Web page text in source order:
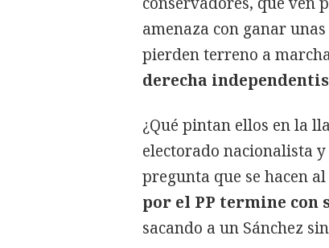
amenaza con ganar
pierden terreno a
derecha
¿Qué pintan ellos en la
electorado nacionalista y
pregunta que se hacen
por el PP termine con
sacando a un Sánchez